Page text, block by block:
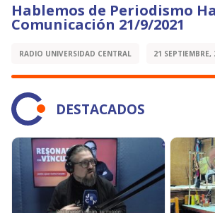
Hablemos de Periodismo
Comunicación 21/9/2021
RADIO UNIVERSIDAD CENTRAL 21 SEPTIEMBRE,
DESTACADOS